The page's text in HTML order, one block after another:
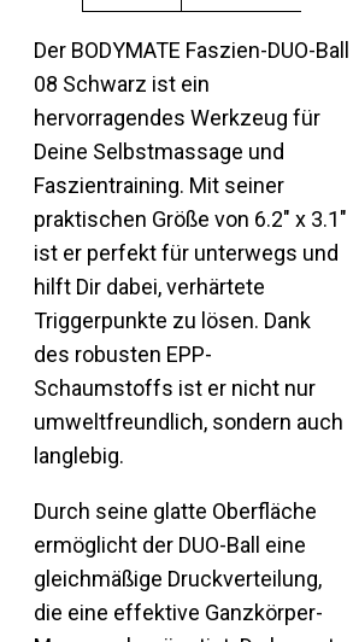
Der BODYMATE Faszien-DUO-Ball
08 Schwarz ist ein
hervorragendes Werkzeug für
Deine Selbstmassage und
Faszientraining. Mit seiner
praktischen Größe von 6.2″ x 3.1″
ist er perfekt für unterwegs und
hilft Dir dabei, verhärtete
Triggerpunkte zu lösen. Dank
des robusten EPP-
Schaumstoffs ist er nicht nur
umweltfreundlich, sondern auch
langlebig.
Durch seine glatte Oberfläche
ermöglicht der DUO-Ball eine
gleichmäßige Druckverteilung,
die eine effektive Ganzkörper-